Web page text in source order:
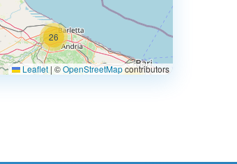
26
Leaflet | ©OpenStreetMapcontributors